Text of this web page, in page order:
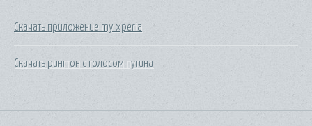
Скачать приложение my xperia
Скачать рингтон с голосом путина